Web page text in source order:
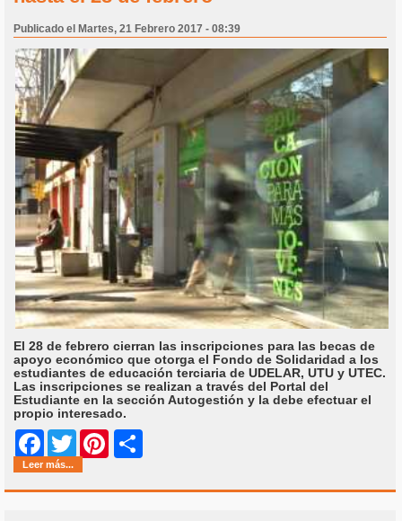
Publicado el Martes, 21 Febrero 2017 - 08:39
El 28 de febrero cierran las inscripciones para las becas de
apoyo económico que otorga el Fondo de Solidaridad a los
estudiantes de educación terciaria de UDELAR, UTU y UTEC.
Las inscripciones se realizan a través del Portal del
Estudiante en la sección Autogestión y la debe efectuar el
propio interesado.
Facebook
Twitter Pinterest
Leer más...